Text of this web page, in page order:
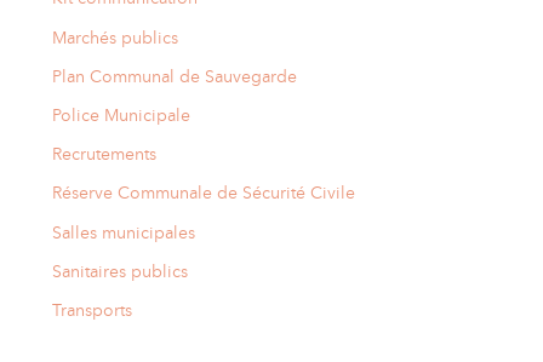
Marchés publics
Plan Communal de Sauvegarde
Police Municipale
Recrutements
Réserve Communale de Sécurité Civile
Salles municipales
Sanitaires publics
Transports